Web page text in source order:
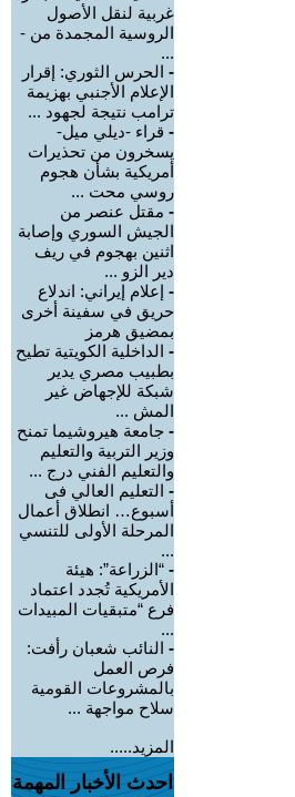
غربية لنقل الأصول
الروسية المجمدة من -
...
- الحرس الثوري: إقرار
الإعلام الأجنبي بهزيمة
ترامب نتيجة لجهود ...
- قراء -ديلي ميل-
يسخرون من تحذيرات
أمريكية بشأن هجوم
روسي محت ...
- مقتل عنصر من
الجيش السوري وإصابة
اثنين بهجوم في ريف
دير الزو ...
- إعلام إيراني: اندلاع
حريق في سفينة أخرى
بمضيق هرمز
- الداخلية الكويتية تطيح
بطبيب مصري يدير
شبكة للإجهاض غير
المش ...
- جامعة هيروشيما تمنح
وزير التربية والتعليم
والتعليم الفني درج ...
- التعليم العالي فى
أسبوع… انطلاق أعمال
المرحلة الأولى للتنسي
...
- “الزراعة”: هيئة
الأمريكية تُجدد اعتماد
فرع “متبقيات المبيدات
...
- النائب شعبان رأفت:
فرص العمل
بالمشروعات القومية
سلاح مواجهة ...
المزيد.....
احدث الأخبار المهمة